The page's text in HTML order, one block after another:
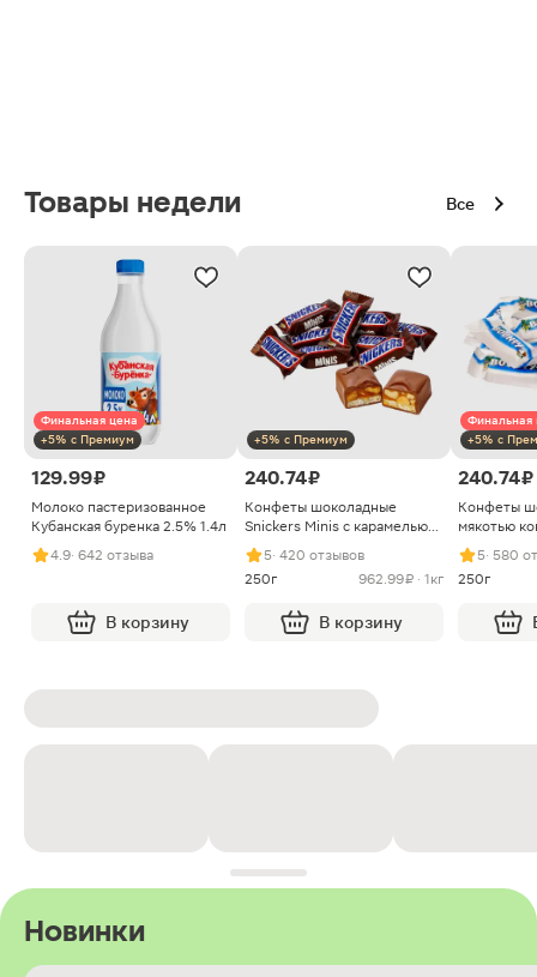
Товары недели Все
Финальная цена
+5% с Премиум
129.99 ₽
Молоко пастеризованное
Кубанская буренка 2.5% 1.4л
4.9· 642 отзыва
В корзину
+5% с Премиум
240.74 ₽
Конфеты шоколадные
Snickers Minis с карамелью
арахисом и нугой
5· 420 отзывов
250г
962.99 ₽ · 1кг
В корзину
Финальная
+5% с
240.74 ₽
Конфеты
мякотью
5· 580
250г
Новинки